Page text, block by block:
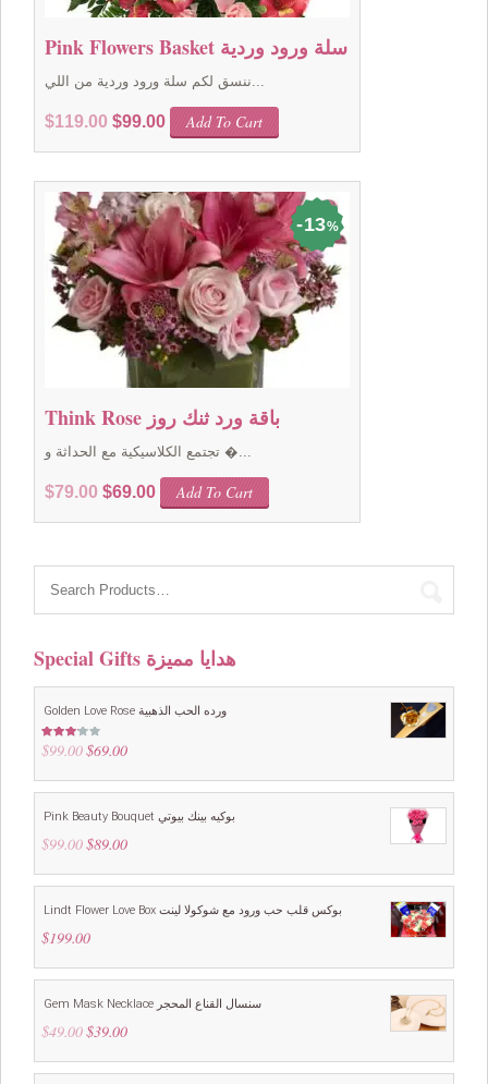
Pink Flowers Basket سلة ورود وردية
ننسق لكم سلة ورود وردية من اللي...
$119.00 Original
$119.00.
$99.00Current
price
$99.00.
Add To Cart
13%
Think Rose باقة ورد ثنك روز
تجتمع الكلاسيكية مع الحداثة و �...
$79.00 Original
$69.00Current
price
Add To Cart
Special Gifts هدايا مميزة
Golden Love Rose ورده الحب الذهبية
Rated
3.00
5
$99.00 Original
was:
$69.00Current
is:
Pink Beauty Bouquet بوكيه بينك بيوتي
$99.00 Original
was:
$89.00Current
is:
Lindt Flower Love Box بوكس قلب حب ورود مع شوكولا لينت
$199.00
Gem Mask Necklace سنسال القناع المحجر
$49.00 Original
was:
$39.00Current
is: